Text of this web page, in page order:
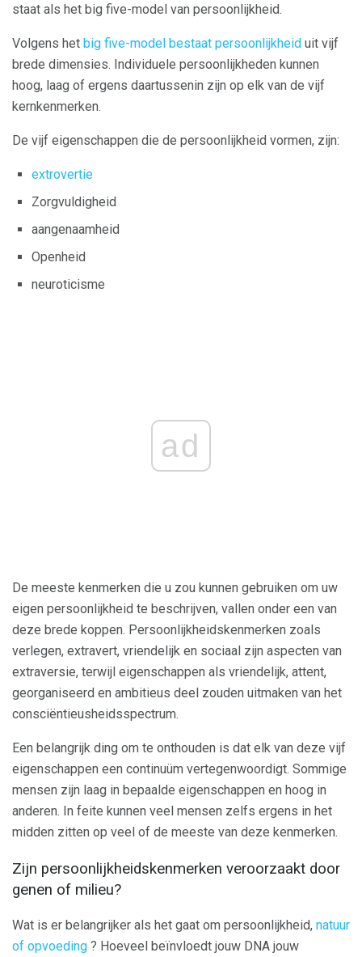
staat als het big five-model van persoonlijkheid.
Volgens het big five-model bestaat persoonlijkheid uit vijf
brede dimensies. Individuele persoonlijkheden kunnen
hoog, laag of ergens daartussenin zijn op elk van de vijf
kernkenmerken.
De vijf eigenschappen die de persoonlijkheid vormen, zijn:
extrovertie
Zorgvuldigheid
aangenaamheid
Openheid
neuroticisme
ad
De meeste kenmerken die u zou kunnen gebruiken om uw
eigen persoonlijkheid te beschrijven, vallen onder een van
deze brede koppen. Persoonlijkheidskenmerken zoals
verlegen, extravert, vriendelijk en sociaal zijn aspecten van
extraversie, terwijl eigenschappen als vriendelijk, attent,
georganiseerd en ambitieus deel zouden uitmaken van het
consciëntieusheidsspectrum.
Een belangrijk ding om te onthouden is dat elk van deze vijf
eigenschappen een continuüm vertegenwoordigt. Sommige
mensen zijn laag in bepaalde eigenschappen en hoog in
anderen. In feite kunnen veel mensen zelfs ergens in het
midden zitten op veel of de meeste van deze kenmerken.
Zijn persoonlijkheidskenmerken veroorzaakt door
genen of milieu?
Wat is er belangrijker als het gaat om persoonlijkheid, natuur
of opvoeding ? Hoeveel beïnvloedt jouw DNA jouw